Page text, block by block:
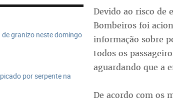
granizo neste domingo
por serpente na
Devido ao risco de
Bombeiros foi
informação sobre
todos os
aguardando que a
De acordo com os